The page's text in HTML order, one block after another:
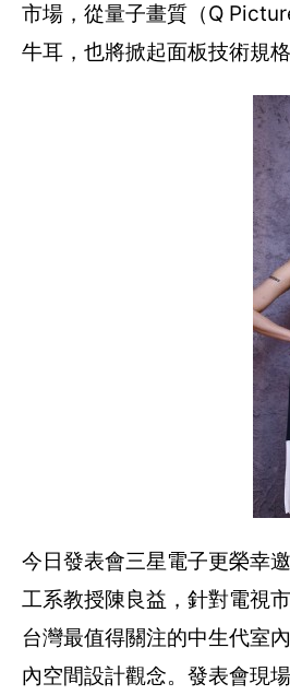
市場，從量子畫質（Q
牛耳，也將掀起面板技術規格
今日發表會三星電子更榮幸
工系教授陳良益，針對電視
台灣最值得關注的中生代室
內空間設計觀念。發表會現